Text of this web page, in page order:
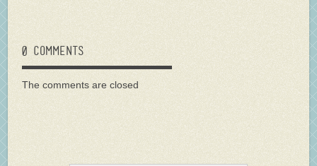
0 comments
The comments are closed